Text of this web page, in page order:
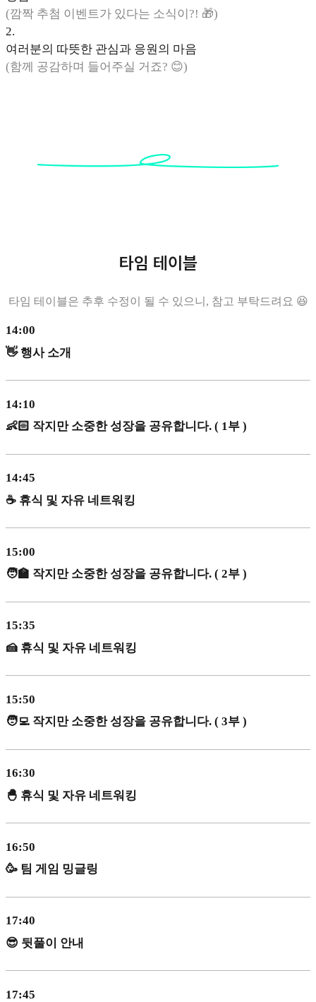
(깜짝 추첨 이벤트가 있다는 소식이?! 🎁)
2.
여러분의 따뜻한 관심과 응원의 마음
(함께 공감하며 들어주실 거죠? 😊)
타임 테이블
타임 테이블은 추후 수정이 될 수 있으니, 참고 부탁드려요 😆
14:00
👋 행사 소개
14:10
👶🏻 작지만 소중한 성장을 공유합니다. ( 1부 )
14:45
☕️ 휴식 및 자유 네트워킹
15:00
🧑‍🏫 작지만 소중한 성장을 공유합니다. ( 2부 )
15:35
🍰 휴식 및 자유 네트워킹
15:50
🧑‍💻 작지만 소중한 성장을 공유합니다. ( 3부 )
16:30
🐣 휴식 및 자유 네트워킹
16:50
🥳 팀 게임 밍글링
17:40
😎 뒷풀이 안내
17:45